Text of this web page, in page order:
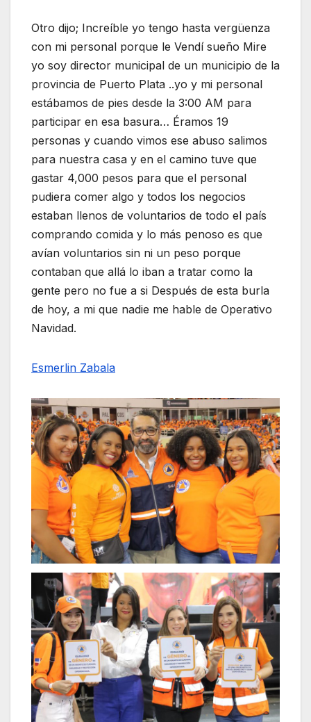
Otro dijo; Increíble yo tengo hasta vergüenza
con mi personal porque le Vendí sueño Mire
yo soy director municipal de un municipio de la
provincia de Puerto Plata ..yo y mi personal
estábamos de pies desde la 3:00 AM para
participar en esa basura… Éramos 19
personas y cuando vimos ese abuso salimos
para nuestra casa y en el camino tuve que
gastar 4,000 pesos para que el personal
pudiera comer algo y todos los negocios
estaban llenos de voluntarios de todo el país
comprando comida y lo más penoso es que
avían voluntarios sin ni un peso porque
contaban que allá lo iban a tratar como la
gente pero no fue a si Después de esta burla
de hoy, a mi que nadie me hable de Operativo
Navidad.
Esmerlin Zabala